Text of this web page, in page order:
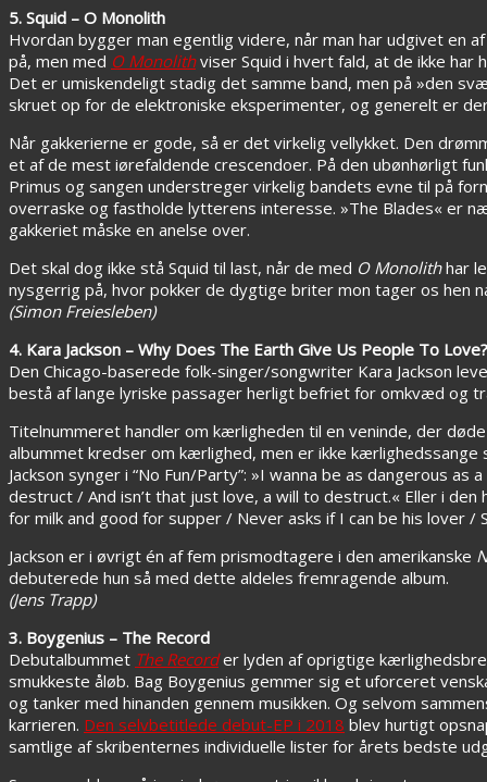
5. Squid – O Monolith
Hvordan bygger man egentlig videre, når man har udgivet en
på, men med O Monolithviser Squid i hvert fald, at de ikke
Det er umiskendeligt stadig det samme band, men på »den
skruet op for de elektroniske eksperimenter, og generelt er
Når gakkerierne er gode, så er det virkelig vellykket. Den
et af de mest iørefaldende crescendoer. På den ubønhørligt
Primus og sangen understreger virkelig bandets evne til på
overraske og fastholde lytterens interesse. »The Blades« er
gakkeriet måske en anelse over.
Det skal dog ikke stå Squid til last, når de med O Monolithhar
nysgerrig på, hvor pokker de dygtige briter mon tager os hen
(Simon Freiesleben)
4. Kara Jackson – Why Does The Earth Give Us People To
Den Chicago-baserede folk-singer/songwriter Kara Jackson
bestå af lange lyriske passager herligt befriet for omkvæd og
Titelnummeret handler om kærligheden til en veninde, der
albummet kredser om kærlighed, men er ikke
Jackson synger i “No Fun/Party”: »I wanna be as dangerous
destruct / And isn’t that just love, a will to destruct.« Eller i den
for milk and good for supper / Never asks if I can be his lover /
Jackson er i øvrigt én af fem prismodtagere i den amerikanske
debuterede hun så med dette aldeles fremragende album.
(Jens Trapp)
3. Boygenius – The Record
Debutalbummet The Recorder lyden af oprigtige
smukkeste åløb. Bag Boygenius gemmer sig et uforceret
og tanker med hinanden gennem musikken. Og selvom
karrieren. Den selvbetitlede debut-EP i 2018 blev hurtigt
samtlige af skribenternes individuelle lister for årets bedste